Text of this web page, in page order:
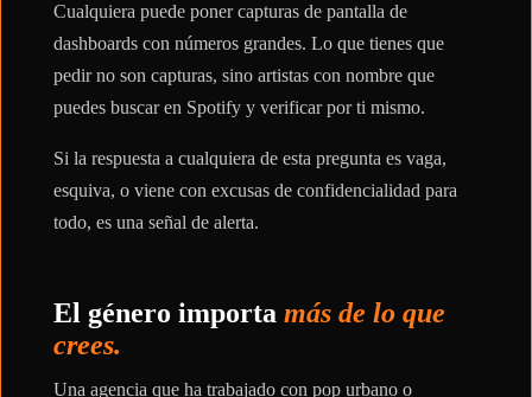
Cualquiera puede poner capturas de pantalla de
dashboards con números grandes. Lo que tienes que
pedir no son capturas, sino artistas con nombre que
puedes buscar en Spotify y verificar por ti mismo.
Si la respuesta a cualquiera de esta pregunta es vaga,
esquiva, o viene con excusas de confidencialidad para
todo, es una señal de alerta.
El género importa más de lo que
crees.
Una agencia que ha trabajado con pop urbano o